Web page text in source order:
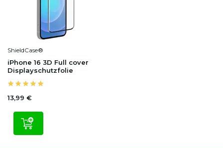
ShieldCase®
iPhone 16 3D Full cover
Displayschutzfolie
13,99 €